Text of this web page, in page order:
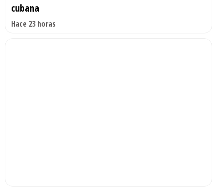
cubana
Hace 23 horas